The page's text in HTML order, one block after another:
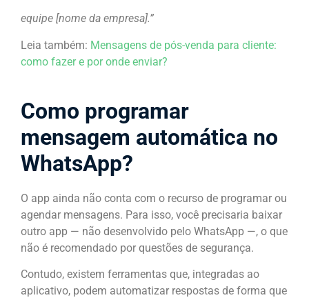
equipe [nome da empresa].”
Leia também: Mensagens de pós-venda para cliente:
como fazer e por onde enviar?
Como programar
mensagem automática no
WhatsApp?
O app ainda não conta com o recurso de programar ou
agendar mensagens. Para isso, você precisaria baixar
outro app — não desenvolvido pelo WhatsApp —, o que
não é recomendado por questões de segurança.
Contudo, existem ferramentas que, integradas ao
aplicativo, podem automatizar respostas de forma que